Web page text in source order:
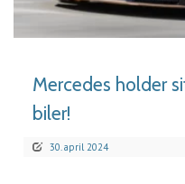
Mercedes holder
biler!
30. april 2024